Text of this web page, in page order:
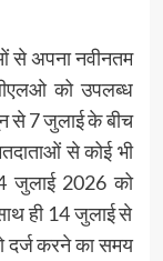
से अपना नवीनतम
को उपलब्ध
से 7 जुलाई के बीच
से कोई भी
जुलाई 2026 को
ही 14 जुलाई से
दर्ज करने का समय